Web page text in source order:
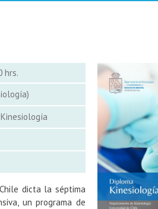
hrs.
dicta la séptima
un programa de